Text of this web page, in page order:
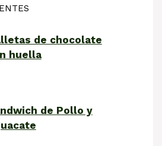
de chocolate
huella
de Pollo y